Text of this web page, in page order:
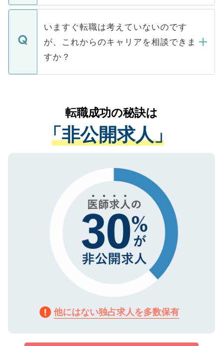
関を公にしてしまうと、応募が殺到する場
に、医療機関が求める条件に合った人材の
みを人材紹介会社に依頼するケースが増え
ています。
定を承諾する必要はありません。内定先へ
の辞退の連絡はキャリアパートナーが行い
個人情報が漏えいすることはありませんの
で、ご安心ください。当サイトからの登録
などで収集したご登録者様の個人情報は、
ご本人のキャリアアップおよび転職活動の
支援を目的に使用いたします。お預かりし
ているすべての個人データはご本人の許可
は、個人情報の取り扱いについての厳密な
管理基準を満たした事業者のみに付与され
る、プライバシーマークを取得済みです。
で、機密保持に関してもご安心ください。
いますぐ転職は考えていないのです
が、これからのキャリアを相談できま
すか？
かがいして、現在の医療機関の状況や紹介
経験をまじえながら、適切なアドバイスを
させていただきます。すぐにご転職をされ
ない方には、長期的なサポートが可能です
ので、まずはご登録ください。
転職成功の秘訣は
「非公開求人」
他にはない独占求人を多数保有